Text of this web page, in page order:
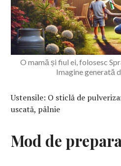
O mamă și fiul ei, folosesc
Imagine generată
Ustensile: O sticlă de
uscată, pâlnie
Mod de